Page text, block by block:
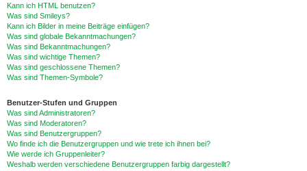
Kann ich HTML benutzen?
Was sind Smileys?
Kann ich Bilder in meine Beiträge einfügen?
Was sind globale Bekanntmachungen?
Was sind Bekanntmachungen?
Was sind wichtige Themen?
Was sind geschlossene Themen?
Was sind Themen-Symbole?
Benutzer-Stufen und Gruppen
Was sind Administratoren?
Was sind Moderatoren?
Was sind Benutzergruppen?
Wo finde ich die Benutzergruppen und wie trete ich ihnen bei?
Wie werde ich Gruppenleiter?
Weshalb werden verschiedene Benutzergruppen farbig dargestellt?